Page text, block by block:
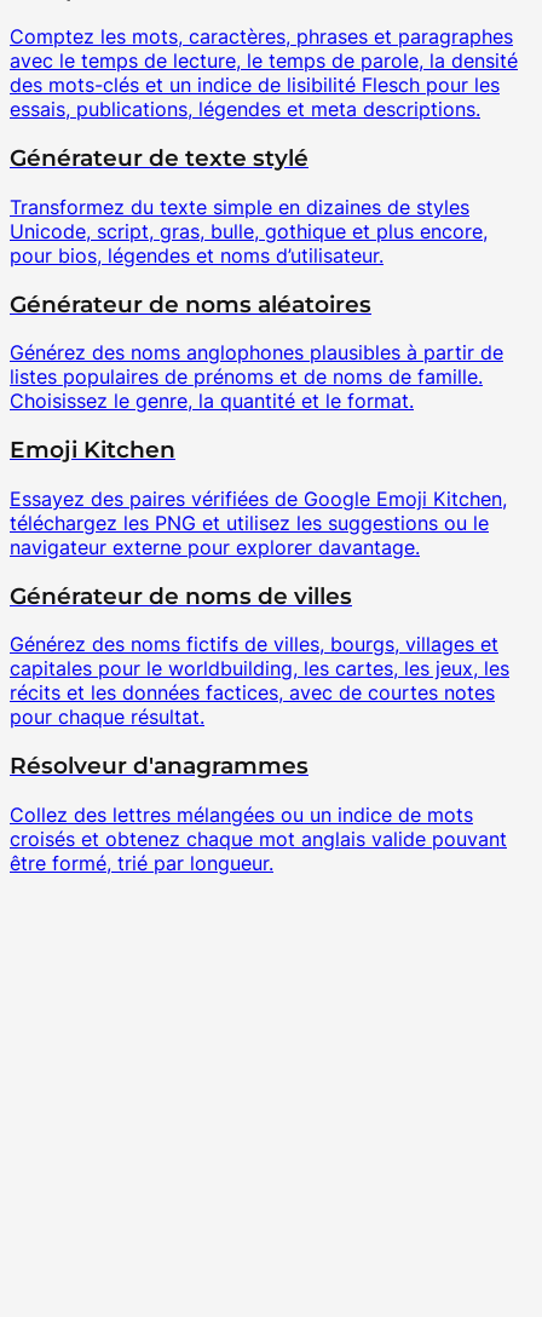
Comptez les mots, caractères, phrases et paragraphes
avec le temps de lecture, le temps de parole, la densité
des mots-clés et un indice de lisibilité Flesch pour les
essais, publications, légendes et meta descriptions.
Générateur de texte stylé
Transformez du texte simple en dizaines de styles
Unicode, script, gras, bulle, gothique et plus encore,
pour bios, légendes et noms d’utilisateur.
Générateur de noms aléatoires
Générez des noms anglophones plausibles à partir de
listes populaires de prénoms et de noms de famille.
Choisissez le genre, la quantité et le format.
Emoji Kitchen
Essayez des paires vérifiées de Google Emoji Kitchen,
téléchargez les PNG et utilisez les suggestions ou le
navigateur externe pour explorer davantage.
Générateur de noms de villes
Générez des noms fictifs de villes, bourgs, villages et
capitales pour le worldbuilding, les cartes, les jeux, les
récits et les données factices, avec de courtes notes
pour chaque résultat.
Résolveur d'anagrammes
Collez des lettres mélangées ou un indice de mots
croisés et obtenez chaque mot anglais valide pouvant
être formé, trié par longueur.